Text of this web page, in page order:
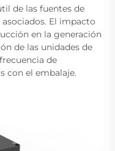
de las fuentes de
El impacto
en la generación
de las unidades de
de
con el embalaje.